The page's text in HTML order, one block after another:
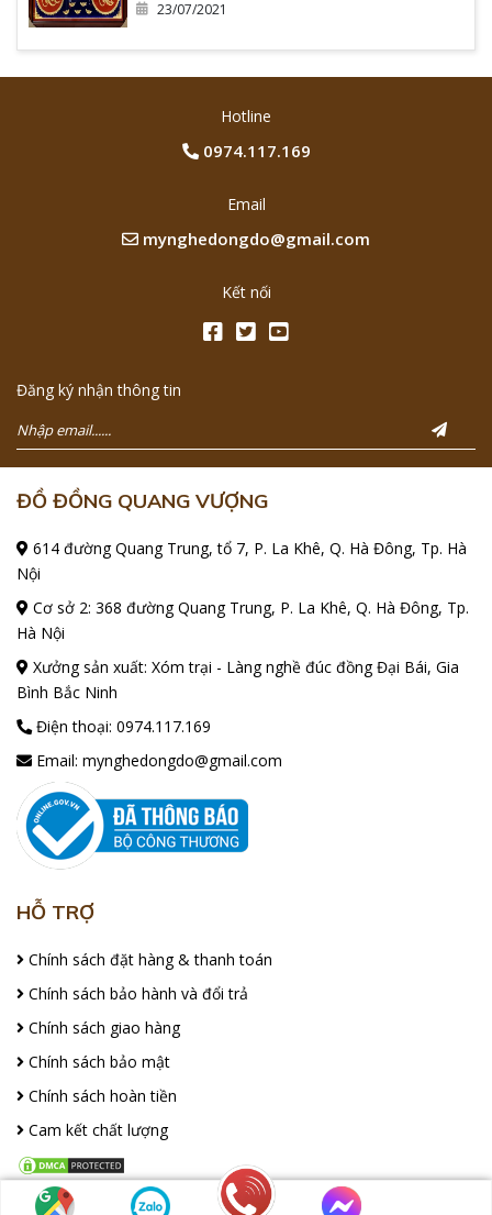
23/07/2021
Hotline
0974.117.169
Email
mynghedongdo@gmail.com
Kết nối
Đăng ký nhận thông tin
ĐỒ ĐỒNG QUANG VƯỢNG
614 đường Quang Trung, tổ 7, P. La Khê, Q. Hà Đông, Tp. Hà
Nội
Cơ sở 2: 368 đường Quang Trung, P. La Khê, Q. Hà Đông, Tp.
Hà Nội
Xưởng sản xuất: Xóm trại - Làng nghề đúc đồng Đại Bái, Gia
Bình Bắc Ninh
Điện thoại: 0974.117.169
Email: mynghedongdo@gmail.com
HỖ TRỢ
Chính sách đặt hàng & thanh toán
Chính sách bảo hành và đổi trả
Chính sách giao hàng
Chính sách bảo mật
Chính sách hoàn tiền
Cam kết chất lượng